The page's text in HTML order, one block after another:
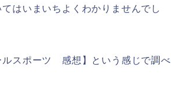
はいまいちよくわかりませんでし
ルスポーツ 感想】という感じで調べ